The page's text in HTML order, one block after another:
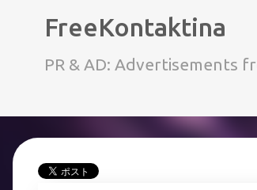
FreeKontaktina
PR & AD: Advertisements